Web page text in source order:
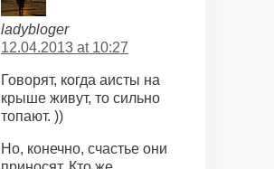
ladybloger
12.04.2013 at 10:27
Говорят, когда аисты на
крыше живут, то сильно
топают. ))
Но, конечно, счастье они